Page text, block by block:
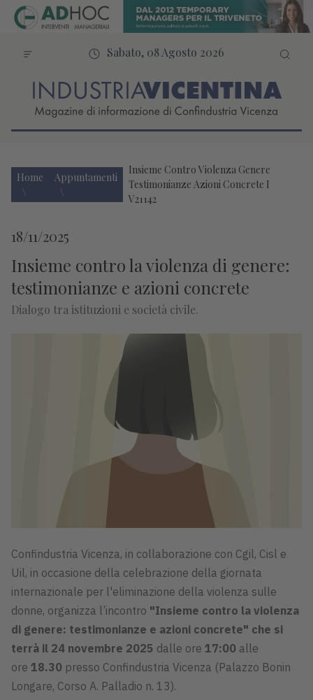
Sabato, 08 Agosto 2026
Home Appuntamenti
Insieme Contro Violenza Genere
Testimonianze Azioni Concrete I
V21142
18/11/2025
Insieme contro la violenza di genere:
testimonianze e azioni concrete
Dialogo tra istituzioni e società civile.
Confindustria Vicenza, in collaborazione con Cgil, Cisl e
Uil, in occasione della celebrazione della giornata
internazionale per l'eliminazione della violenza sulle
donne, organizza l’incontro "Insieme contro la violenza
di genere: testimonianze e azioni concrete" che si
terrà il 24 novembre 2025 dalle ore 17:00 alle
ore 18.30 presso Confindustria Vicenza (Palazzo Bonin
Longare, Corso A. Palladio n. 13).